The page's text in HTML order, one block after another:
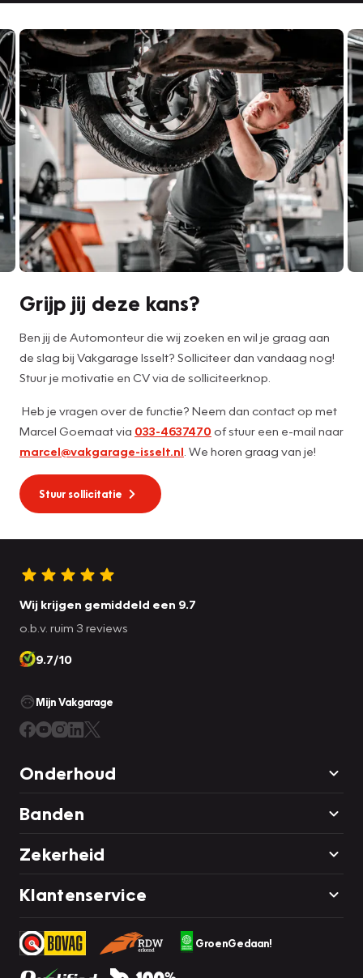
Grijp jij deze kans?
Ben jij de Automonteur die wij zoeken en wil je graag aan
de slag bij Vakgarage Isselt? Solliciteer dan vandaag nog!
Stuur je motivatie en CV via de solliciteerknop.
Heb je vragen over de functie? Neem dan contact op met
Marcel Goemaat via 033-4637470 of stuur een e-mail naar
marcel@vakgarage-isselt.nl . We horen graag van je!
Stuur sollicitatie
Wij krijgen gemiddeld een 9.7
o.b.v. ruim 3 reviews
9.7/10
Mijn Vakgarage
Onderhoud
Banden
Zekerheid
Klantenservice
GroenGedaan!